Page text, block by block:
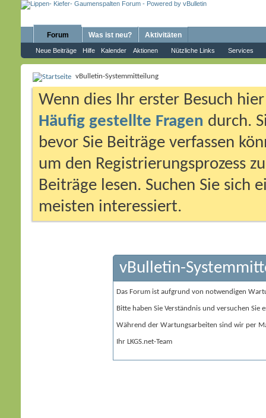
Forum
Neue Beiträge Hilfe Kalender Aktionen Nützliche Links Services
Was ist neu? Aktivitäten
vBulletin-Systemmitteilung
Wenn dies Ihr erster Besuch
Häufig gestellte Fragen durch.
bevor Sie Beiträge verfassen
um den Registrierungsprozess
Beiträge lesen. Suchen Sie sich
meisten interessiert.
vBulletin-
Das Forum ist aufgrund von notwendigen
Bitte haben Sie Verständnis und versuchen Sie
Während der Wartungsarbeiten sind wir per
Ihr LKGS.net-Team